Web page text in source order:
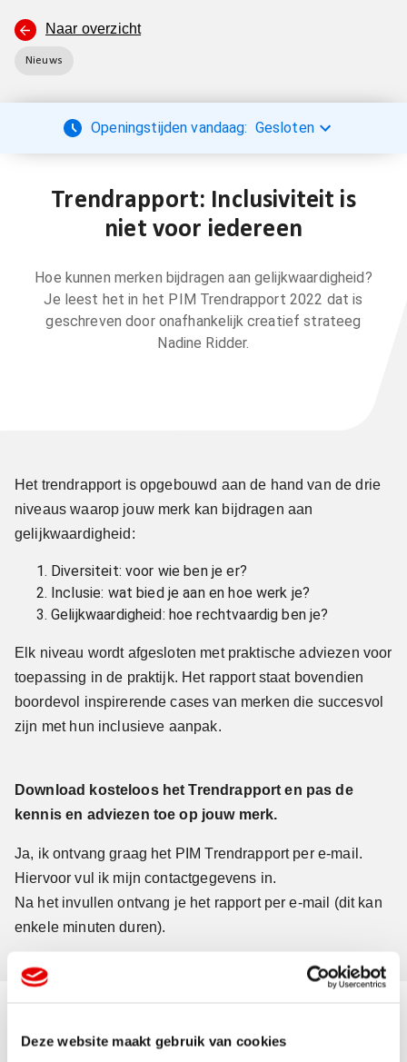
Deze website maakt gebruik van cookies
Naar overzicht
Nieuws
Openingstijden vandaag: Gesloten
Trendrapport: Inclusiviteit is
niet voor iedereen
Hoe kunnen merken bijdragen aan gelijkwaardigheid?
Je leest het in het PIM Trendrapport 2022 dat is
geschreven door onafhankelijk creatief strateeg
Nadine Ridder.
Het trendrapport is opgebouwd aan de hand van de drie
niveaus waarop jouw merk kan bijdragen aan
gelijkwaardigheid:
Diversiteit: voor wie ben je er?
Inclusie: wat bied je aan en hoe werk je?
Gelijkwaardigheid: hoe rechtvaardig ben je?
Elk niveau wordt afgesloten met praktische adviezen voor
toepassing in de praktijk. Het rapport staat bovendien
boordevol inspirerende cases van merken die succesvol
zijn met hun inclusieve aanpak.
Download kosteloos het Trendrapport en pas de
kennis en adviezen toe op jouw merk.
Ja, ik ontvang graag het PIM Trendrapport per e-mail.
Hiervoor vul ik mijn contactgegevens in.
Na het invullen ontvang je het rapport per e-mail (dit kan
enkele minuten duren).